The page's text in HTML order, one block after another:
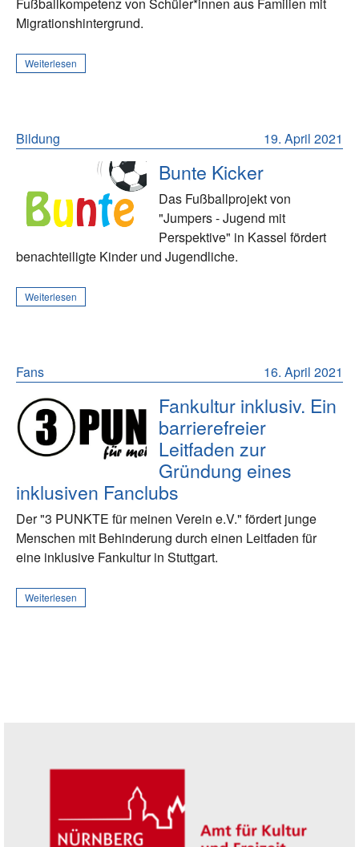
Fußballkompetenz von Schüler*innen aus Familien mit
Migrationshintergrund.
Weiterlesen
19. April 2021
Bildung
Bunte Kicker
Das Fußballprojekt von
"Jumpers - Jugend mit
Perspektive" in Kassel fördert
benachteiligte Kinder und Jugendliche.
Weiterlesen
16. April 2021
Fans
Fankultur inklusiv. Ein
barrierefreier
Leitfaden zur
Gründung eines
inklusiven Fanclubs
Der "3 PUNKTE für meinen Verein e.V." fördert junge
Menschen mit Behinderung durch einen Leitfaden für
eine inklusive Fankultur in Stuttgart.
Weiterlesen